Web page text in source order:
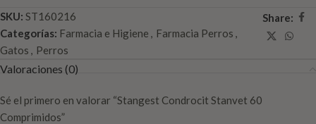
SKU: ST160216
Categorías: Farmacia e Higiene , Farmacia Perros ,
Gatos , Perros
Share:
Valoraciones (0)
Sé el primero en valorar “Stangest Condrocit Stanvet 60
Comprimidos”